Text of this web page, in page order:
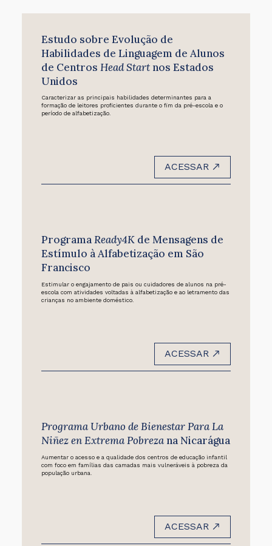
Estudo sobre Evolução de
Habilidades de Linguagem de Alunos
de Centros Head Startnos Estados
Unidos
Caracterizar as principais habilidades determinantes para a
formação de leitores proficientes durante o fim da pré-escola e o
período de alfabetização.
ACESSAR
ProgramaReady4Kde Mensagens de
Estímulo à Alfabetização em São
Francisco
Estimular o engajamento de pais ou cuidadores de alunos na pré-
escola com atividades voltadas à alfabetização e ao letramento das
crianças no ambiente doméstico.
ACESSAR
Programa Urbano de Bienestar Para La
Niñez en Extrema Pobrezana Nicarágua
Aumentar o acesso e a qualidade dos centros de educação infantil
com foco em famílias das camadas mais vulneráveis à pobreza da
população urbana.
ACESSAR